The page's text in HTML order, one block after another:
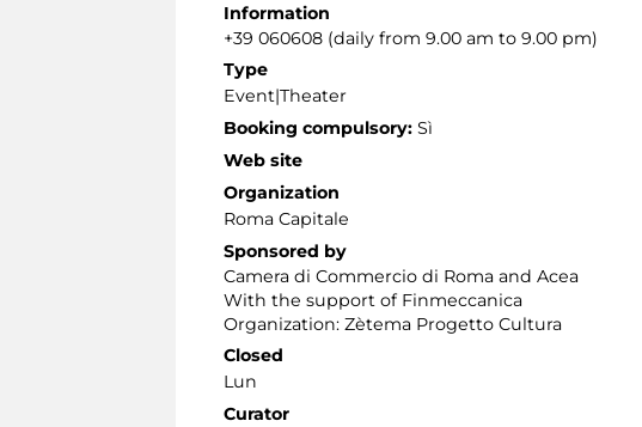
Information
+39 060608 (daily from 9.00 am to 9.00 pm)
Type
Event|Theater
Booking compulsory: Sì
Web site
Organization
Roma Capitale
Sponsored by
Camera di Commercio di Roma and Acea
With the support of Finmeccanica
Organization: Zètema Progetto Cultura
Closed
Lun
Curator